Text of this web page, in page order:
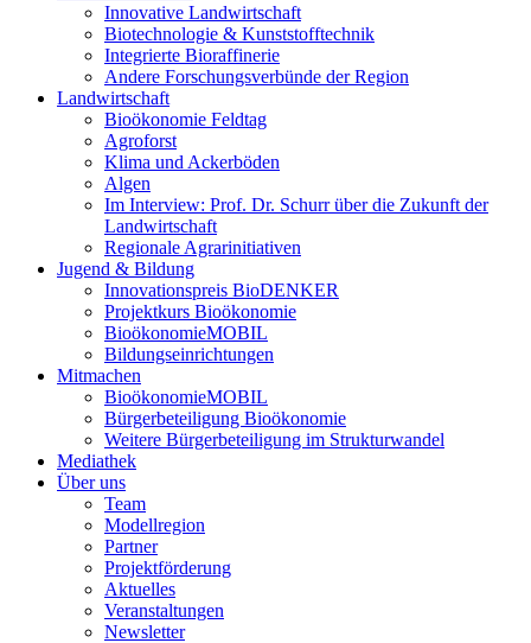
Innovative Landwirtschaft
Biotechnologie & Kunststofftechnik
Integrierte Bioraffinerie
Andere Forschungsverbünde der Region
Landwirtschaft
Bioökonomie Feldtag
Agroforst
Klima und Ackerböden
Algen
Im Interview: Prof. Dr. Schurr über die Zukunft der
Landwirtschaft
Regionale Agrarinitiativen
Jugend & Bildung
Innovationspreis BioDENKER
Projektkurs Bioökonomie
BioökonomieMOBIL
Bildungseinrichtungen
Mitmachen
BioökonomieMOBIL
Bürgerbeteiligung Bioökonomie
Weitere Bürgerbeteiligung im Strukturwandel
Mediathek
Über uns
Team
Modellregion
Partner
Projektförderung
Aktuelles
Veranstaltungen
Newsletter